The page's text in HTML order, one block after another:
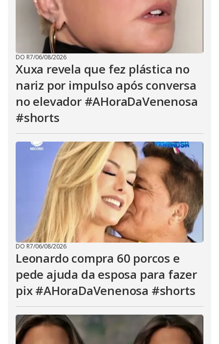
DO R7/06/08/2026
Xuxa revela que fez plástica no
nariz por impulso após conversa
no elevador #AHoraDaVenenosa
#shorts
DO R7/06/08/2026
Leonardo compra 60 porcos e
pede ajuda da esposa para fazer
pix #AHoraDaVenenosa #shorts